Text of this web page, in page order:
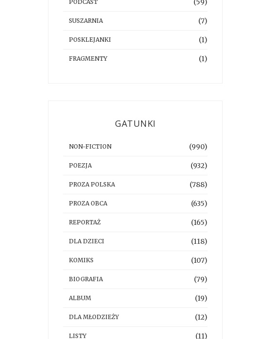
PODCAST (59)
SUSZARNIA (7)
POSKLEJANKI (1)
FRAGMENTY (1)
GATUNKI
NON-FICTION (990)
POEZJA (932)
PROZA POLSKA (788)
PROZA OBCA (635)
REPORTAŻ (165)
DLA DZIECI (118)
KOMIKS (107)
BIOGRAFIA (79)
ALBUM (19)
DLA MŁODZIEŻY (12)
LISTY (11)